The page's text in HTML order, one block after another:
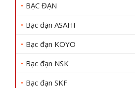
BẠC ĐẠN
Bạc đạn ASAHI
Bạc đạn KOYO
Bạc đạn NSK
Bạc đạn SKF